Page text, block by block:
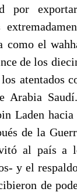
por
como el
de los
atentados
Arabia
Laden
de la
al país a
y el
de